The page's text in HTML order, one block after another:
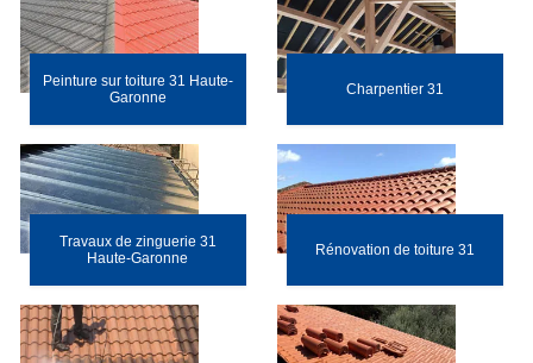
Peinture sur toiture 31 Haute-
Garonne
Charpentier 31
Travaux de zinguerie 31
Haute-Garonne
Rénovation de toiture 31